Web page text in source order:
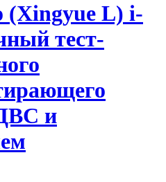
(Xingyue L) i-
тест-
и